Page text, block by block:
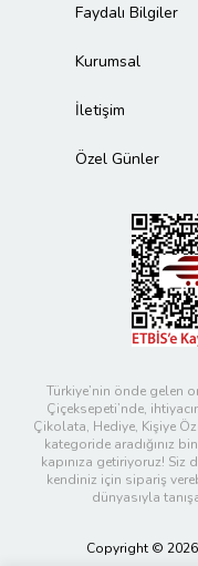
Faydalı Bilgiler
Kurumsal
İletişim
Özel Günler
Türkiye’nin önde gelen
Çiçeksepeti’nde,
Çikolata, Hediye, Kişiye
kategoride aradığınız
kapınıza getiriyoruz!
kendiniz için sipariş
dünyasıyla
Copyright © 2026